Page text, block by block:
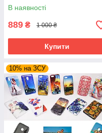
В наявності
889 ₴ 1 000 ₴
Купити
10% на ЗСУ